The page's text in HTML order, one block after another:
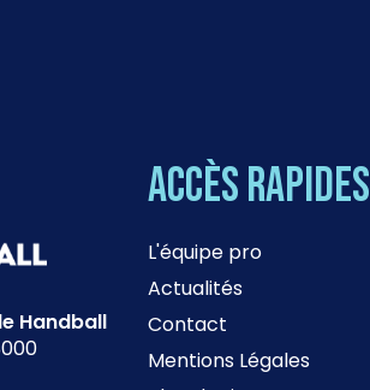
Handball
Accès rapides
L'équipe pro
Actualités
Contact
Mentions Légales